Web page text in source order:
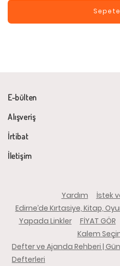
Sepete
E-bülten
Alışveriş
İrtibat
İletişim
Yardım
İstek
Edirne’de Kırtasiye, Kitap,
Yapada Linkler
FİYAT GÖR
Kalem
Defter ve Ajanda Rehberi |
Defterleri